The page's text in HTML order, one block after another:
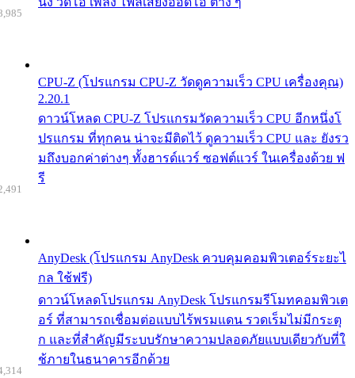
CPU-Z (โปรแกรม CPU-Z วัดดูความเร็ว CPU เครื่องคุณ)
2.20.1
ดาวน์โหลด CPU-Z โปรแกรมวัดความเร็ว CPU อีกหนึ่งโ
ปรแกรม ที่ทุกคน น่าจะมีติดไว้ ดูความเร็ว CPU และ ยังรว
มถึงบอกค่าต่างๆ ทั้งฮารด์แวร์ ซอฟต์แวร์ ในเครื่องด้วย ฟ
รี
AnyDesk (โปรแกรม AnyDesk ควบคุมคอมพิวเตอร์ระยะไ
กล ใช้ฟรี)
ดาวน์โหลดโปรแกรม AnyDesk โปรแกรมรีโมทคอมพิวเต
อร์ ที่สามารถเชื่อมต่อแบบไร้พรมแดน รวดเร็มไม่มีกระตุ
ก และที่สำคัญมีระบบรักษาความปลอดภัยแบบเดียวกับที่ใ
ช้ภายในธนาคารอีกด้วย